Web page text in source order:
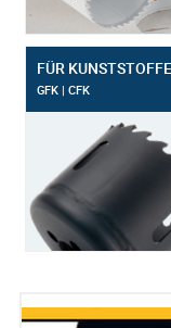
FÜR KUNSTSTOFFE
GFK | CFK